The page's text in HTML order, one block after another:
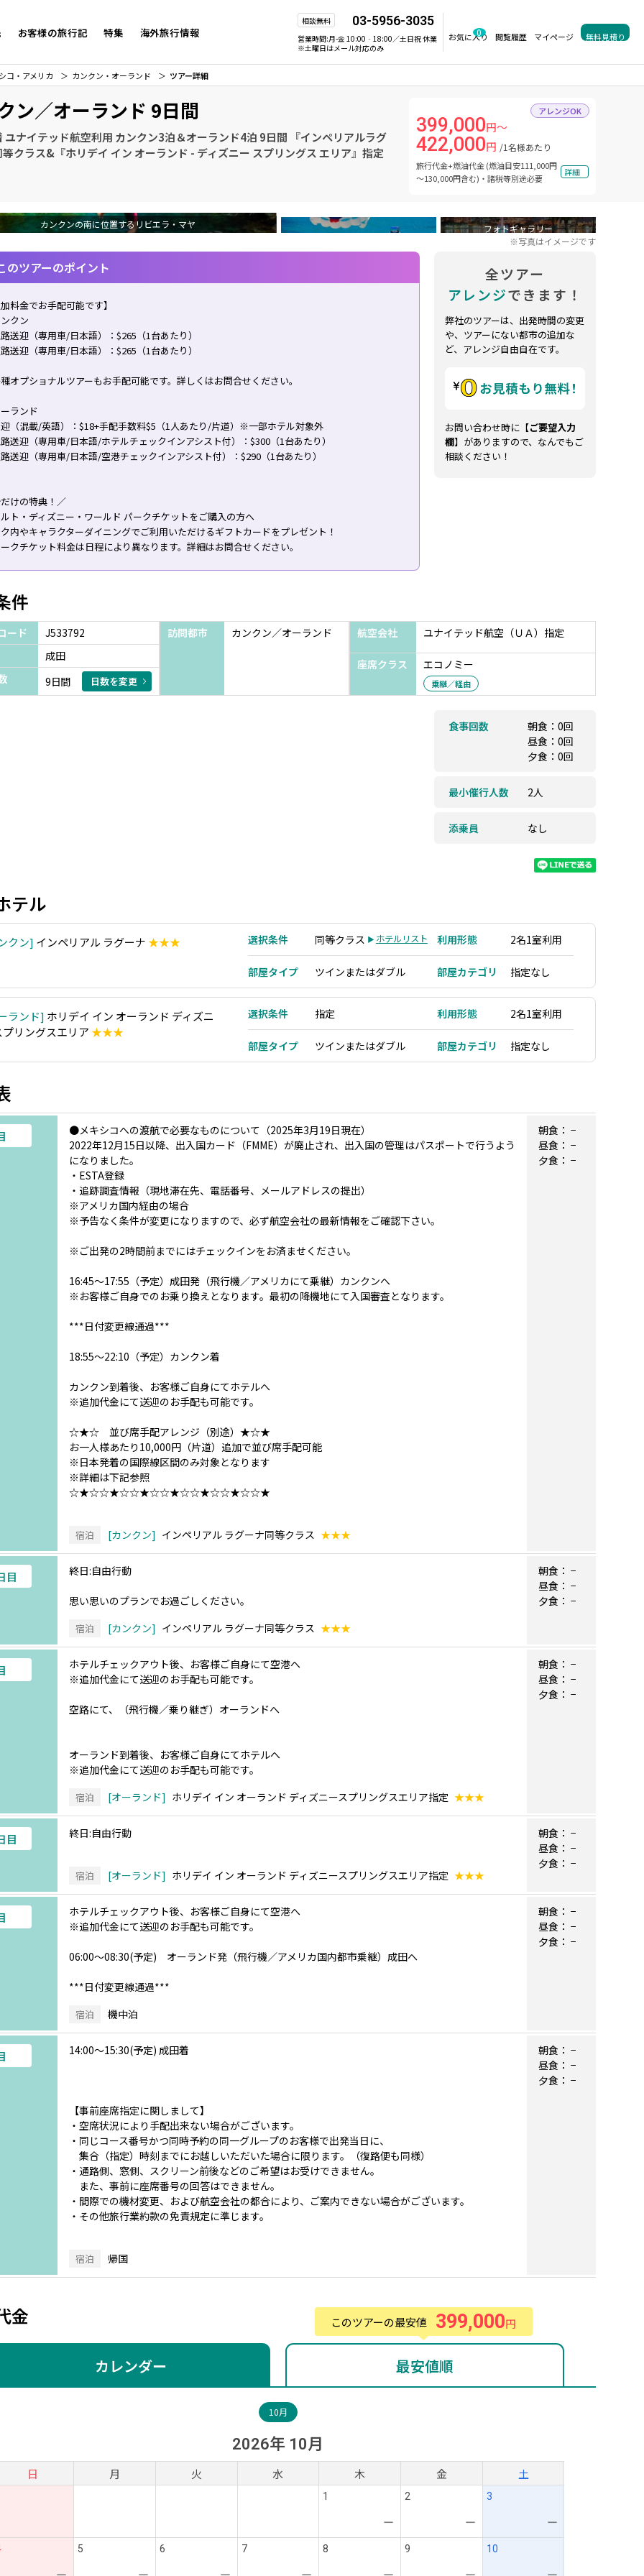
お客様の旅行記 特集 海外旅行情報
相談無料 03-5956-3035
営業時間:月-金 10:00‐18:00／土日祝 休業
※土曜日はメール対応のみ
お気に入り
0 閲覧履歴 マイページ 無料見積り
コ・アメリカ カンクン・オーランド ツアー詳細
ン／オーランド 9日間
ユナイテッド航空利用 カンクン3泊＆オーランド4泊 9日間 『インペリアルラグ
クラス&『ホリデイ イン オーランド - ディズニー スプリングス エリア』指定
アレンジOK
399,000円～
422,000円 /1名様あたり
旅行代金+燃油代金 (燃油目安111,000円
～130,000円含む)・諸税等別途必要
詳細
カンクンの南に位置するリビエラ・マヤ
フォトギャラリー
※写真はイメージです
のツアーのポイント
料金でお手配可能です】
クン
送迎（専用車/日本語）：$265（1台あたり）
送迎（専用車/日本語）：$265（1台あたり）
オプショナルツアーもお手配可能です。詳しくはお問合せください。
ランド
（混載/英語）：$18+手配手数料$5（1人あたり/片道）※一部ホテル対象外
送迎（専用車/日本語/ホテルチェックインアシスト付）：$300（1台あたり）
送迎（専用車/日本語/空港チェックインアシスト付）：$290（1台あたり）
けの特典！／
ト・ディズニー・ワールド パークチケットをご購入の方へ
内やキャラクターダイニングでご利用いただけるギフトカードをプレゼント！
クチケット料金は日程により異なります。詳細はお問合せください。
全ツアー
アレンジできます！
弊社のツアーは、出発時間の変更
や、ツアーにない都市の追加な
ど、アレンジ自由自在です。
お問い合わせ時に【ご要望入力
欄】がありますので、なんでもご
相談ください！
件
ード
J533792
成田
9日間 日数を変更
訪問都市 カンクン／オーランド 航空会社 ユナイテッド航空（ＵＡ）指定
座席クラス エコノミー
乗継／経由
食事回数
朝食：0回
昼食：0回
夕食：0回
最小催行人数 2人
添乗員 なし
テル
クン インペリアル ラグーナ ★★★ 選択条件 同等クラス ホテルリスト 利用形態 2名1室利用
部屋タイプ ツインまたはダブル 部屋カテゴリ 指定なし
ランド ホリデイ イン オーランド ディズニ
プリングスエリア ★★★
選択条件 指定 利用形態 2名1室利用
部屋タイプ ツインまたはダブル 部屋カテゴリ 指定なし
●メキシコへの渡航で必要なものについて（2025年3月19日現在）
2022年12月15日以降、出入国カード（FMME）が廃止され、出入国の管理はパスポートで行うよう
になりました。
・ESTA登録
・追跡調査情報（現地滞在先、電話番号、メールアドレスの提出）
※アメリカ国内経由の場合
※予告なく条件が変更になりますので、必ず航空会社の最新情報をご確認下さい。
※ご出発の2時間前までにはチェックインをお済ませください。
16:45～17:55（予定）成田発（飛行機／アメリカにて乗継）カンクンへ
※お客様ご自身でのお乗り換えとなります。最初の降機地にて入国審査となります。
***日付変更線通過***
18:55～22:10（予定）カンクン着
カンクン到着後、お客様ご自身にてホテルへ
※追加代金にて送迎のお手配も可能です。
☆★☆ 並び席手配アレンジ（別途）★☆★
お一人様あたり10,000円（片道）追加で並び席手配可能
※日本発着の国際線区間のみ対象となります
※詳細は下記参照
☆★☆☆★☆☆★☆☆★☆☆★☆☆★☆☆★
宿泊 カンクン インペリアル ラグーナ同等クラス ★★★
朝食： −
昼食： −
夕食： −
目 終日:自由行動
思い思いのプランでお過ごしください。
宿泊 カンクン インペリアル ラグーナ同等クラス ★★★
朝食： −
昼食： −
夕食： −
ホテルチェックアウト後、お客様ご自身にて空港へ
※追加代金にて送迎のお手配も可能です。
空路にて、（飛行機／乗り継ぎ）オーランドへ
オーランド到着後、お客様ご自身にてホテルへ
※追加代金にて送迎のお手配も可能です。
宿泊 オーランド ホリデイ イン オーランド ディズニースプリングスエリア指定 ★★★
朝食： −
昼食： −
夕食： −
目 終日:自由行動
宿泊 オーランド ホリデイ イン オーランド ディズニースプリングスエリア指定 ★★★
朝食： −
昼食： −
夕食： −
ホテルチェックアウト後、お客様ご自身にて空港へ
※追加代金にて送迎のお手配も可能です。
06:00～08:30(予定) オーランド発（飛行機／アメリカ国内都市乗継）成田へ
***日付変更線通過***
宿泊 機中泊
朝食： −
昼食： −
夕食： −
14:00～15:30(予定) 成田着
【事前座席指定に関しまして】
・空席状況により手配出来ない場合がございます。
・同じコース番号かつ同時予約の同一グループのお客様で出発当日に、
集合（指定）時刻までにお越しいただいた場合に限ります。（復路便も同様）
・通路側、窓側、スクリーン前後などのご希望はお受けできません。
また、事前に座席番号の回答はできません。
・間際での機材変更、および航空会社の都合により、ご案内できない場合がございます。
・その他旅行業約款の免責規定に準じます。
宿泊 帰国
朝食： −
昼食： −
夕食： −
金 このツアーの最安値 399,000円
カレンダー 最安値順
10月
2026年 10月
日 月 火 水 木 金 土
1
ー
2
ー
3
ー
5 6 7 8 9 10